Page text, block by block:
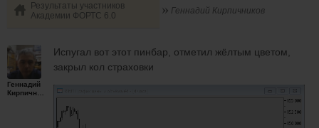
Результаты участников
Академии ФОРТС 6.0
Геннадий Кирпичников
Геннадий
Испугал вот этот пинбар, отметил жёлтым цветом,
закрыл кол страховки